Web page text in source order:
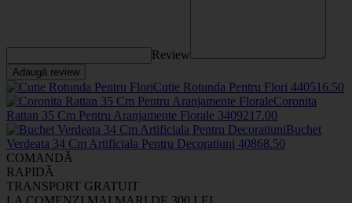
Review
Adaugă review
Cutie Rotunda Pentru Flori 44051 6.50
Coronita
Rattan 35 Cm Pentru Aranjamente Florale 3409217.00
Buchet
Verdeata 34 Cm Artificiala Pentru Decoratiuni 40868.50
COMANDĂ
RAPIDĂ
TRANSPORT GRATUIT
LA COMENZI MAI MARI DE 300 LEI